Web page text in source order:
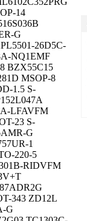
14
G
26D5C-
NQ1EMF
BZX55C15
MSOP-8
1.5 S-
LFAVFM
23 S-
G
1
220-5
RIDVFM
343 ZD12L
G